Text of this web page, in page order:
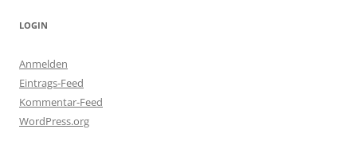
LOGIN
Anmelden
Eintrags-Feed
Kommentar-Feed
WordPress.org